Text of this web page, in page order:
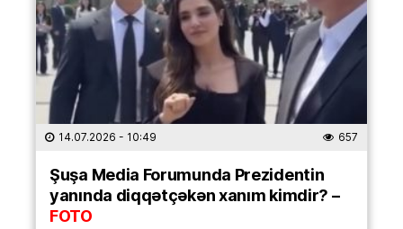
14.07.2026 - 10:49 657
Şuşa Media Forumunda Prezidentin
yanında diqqətçəkən xanım kimdir? –
FOTO